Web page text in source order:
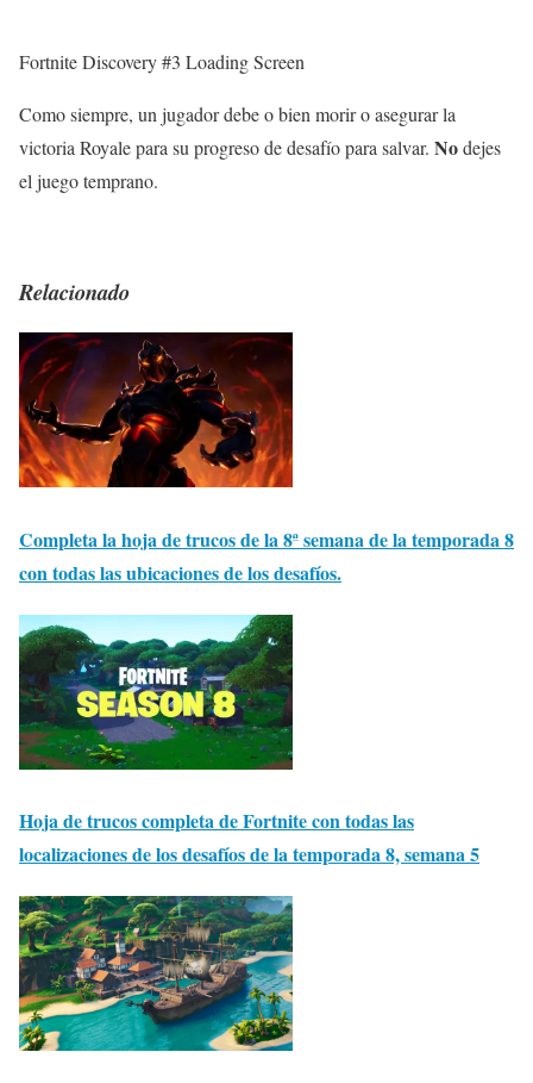
Fortnite Discovery #3 Loading Screen
Como siempre, un jugador debe o bien morir o asegurar la
victoria Royale para su progreso de desafío para salvar. Nodejes
el juego temprano.
Relacionado
Completa la hoja de trucos de la 8ª semana de la temporada 8
con todas las ubicaciones de los desafíos.
Hoja de trucos completa de Fortnite con todas las
localizaciones de los desafíos de la temporada 8, semana 5